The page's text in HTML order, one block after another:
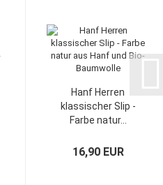
Hanf Herren
klassischer Slip -
Farbe natur...
16,90 EUR